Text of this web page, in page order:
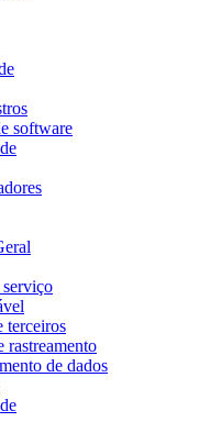
software
terceiros
de dados